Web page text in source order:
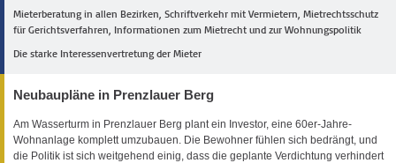
Mieterberatung in allen Bezirken, Schriftverkehr mit Vermietern, Mietrechtsschutz
für Gerichtsverfahren, Informationen zum Mietrecht und zur Wohnungspolitik
Die starke Interessenvertretung der Mieter
Neubaupläne in Prenzlauer Berg
Am Wasserturm in Prenzlauer Berg plant ein Investor, eine 60er-Jahre-
Wohnanlage komplett umzubauen. Die Bewohner fühlen sich bedrängt, und
die Politik ist sich weitgehend einig, dass die geplante Verdichtung verhindert